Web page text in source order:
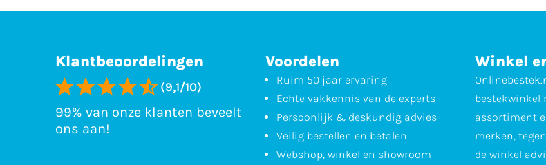
Klantbeoordelingen
(9,1/10)
99% van onze klanten beveelt
ons aan!
Voordelen
Ruim 50 jaar ervaring
Echte vakkennis van de experts
Persoonlijk & deskundig advies
Veilig bestellen en betalen
Webshop, winkel en showroom
Winkel
bestekwinkel
assortiment
merken,
de winkel